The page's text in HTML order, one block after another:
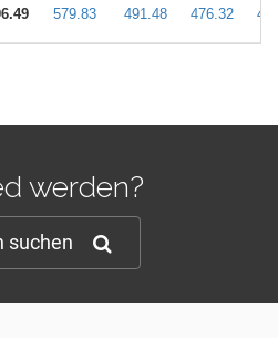
579.83 491.48 476.32
werden?
suchen